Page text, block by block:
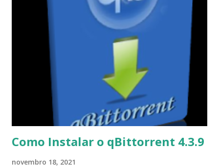
Como Instalar o qBittorrent 4.3.9
novembro 18, 2021